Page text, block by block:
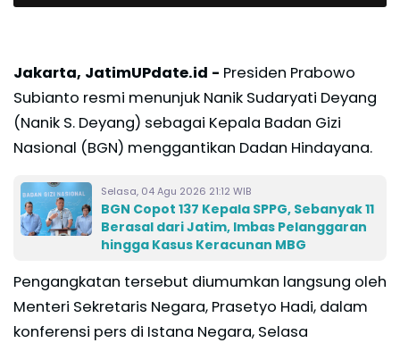
Jakarta, JatimUPdate.id - Presiden Prabowo
Subianto resmi menunjuk Nanik Sudaryati Deyang
(Nanik S. Deyang) sebagai Kepala Badan Gizi
Nasional (BGN) menggantikan Dadan Hindayana.
Selasa, 04 Agu 2026 21:12 WIB
BGN Copot 137 Kepala SPPG, Sebanyak 11
Berasal dari Jatim, Imbas Pelanggaran
hingga Kasus Keracunan MBG
Pengangkatan tersebut diumumkan langsung oleh
Menteri Sekretaris Negara, Prasetyo Hadi, dalam
konferensi pers di Istana Negara, Selasa